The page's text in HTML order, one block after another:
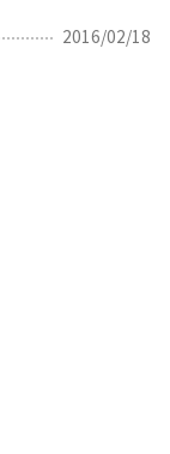
2016/02/18